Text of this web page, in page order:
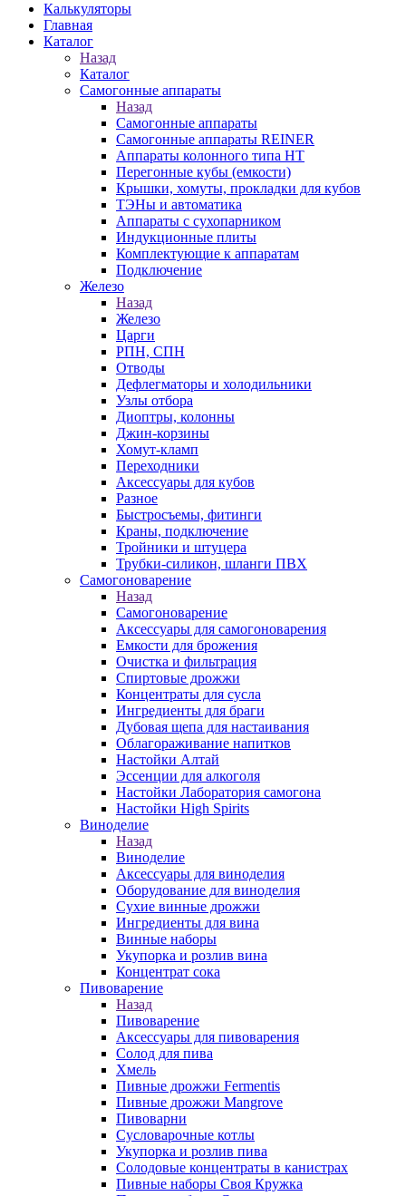
Калькуляторы
Главная
Каталог
Назад
Каталог
Самогонные аппараты
Назад
Самогонные аппараты
Самогонные аппараты REINER
Аппараты колонного типа НТ
Перегонные кубы (емкости)
Крышки, хомуты, прокладки для кубов
ТЭНы и автоматика
Аппараты с сухопарником
Индукционные плиты
Комплектующие к аппаратам
Подключение
Железо
Назад
Железо
Царги
РПН, СПН
Отводы
Дефлегматоры и холодильники
Узлы отбора
Диоптры, колонны
Джин-корзины
Хомут-кламп
Переходники
Аксессуары для кубов
Разное
Быстросъемы, фитинги
Краны, подключение
Тройники и штуцера
Трубки-силикон, шланги ПВХ
Самогоноварение
Назад
Самогоноварение
Аксессуары для самогоноварения
Емкости для брожения
Очистка и фильтрация
Спиртовые дрожжи
Концентраты для сусла
Ингредиенты для браги
Дубовая щепа для настаивания
Облагораживание напитков
Настойки Алтай
Эссенции для алкоголя
Настойки Лаборатория самогона
Настойки High Spirits
Виноделие
Назад
Виноделие
Аксессуары для виноделия
Оборудование для виноделия
Сухие винные дрожжи
Ингредиенты для вина
Винные наборы
Укупорка и розлив вина
Концентрат сока
Пивоварение
Назад
Пивоварение
Аксессуары для пивоварения
Солод для пива
Хмель
Пивные дрожжи Fermentis
Пивные дрожжи Mangrove
Пивоварни
Сусловарочные котлы
Укупорка и розлив пива
Солодовые концентраты в канистрах
Пивные наборы Своя Кружка